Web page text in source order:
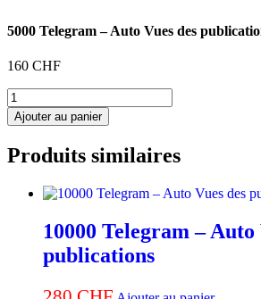
5000 Telegram – Auto Vues des
160 CHF
quantité
de
5000
–
Vues
publications
Ajouter au panier
Produits similaires
10000 Telegram – Auto
publications